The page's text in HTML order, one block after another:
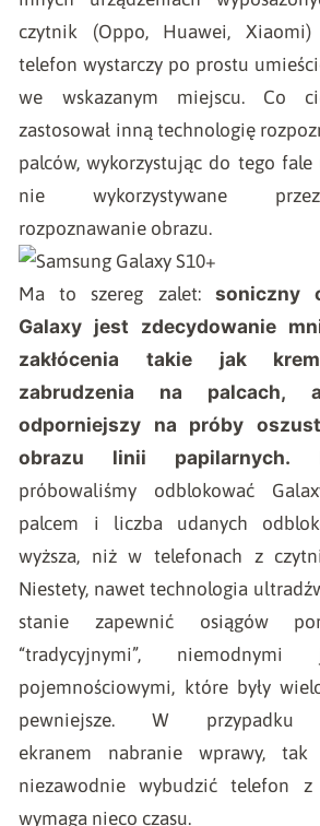
czytnik (Oppo, Huawei,
telefon wystarczy po prostu
we wskazanym miejscu. Co
zastosował inną technologię
palców, wykorzystując do tego
nie wykorzystywane
rozpoznawanie obrazu.
Ma to szereg zalet: soniczny
Galaxy jest zdecydowanie
zakłócenia takie jak
zabrudzenia na palcach,
odporniejszy na próby
obrazu linii papilarnych.
próbowaliśmy odblokować
palcem i liczba udanych
wyższa, niż w telefonach z
Niestety, nawet technologia
stanie zapewnić osiągów
“tradycyjnymi”,
pojemnościowymi, które były
pewniejsze. W
ekranem nabranie wprawy,
niezawodnie wybudzić telefon
wymaga nieco czasu.